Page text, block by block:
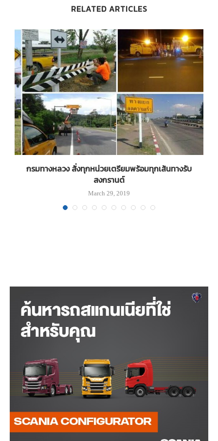
RELATED ARTICLES
กรมทางหลวง สั่งทุกหน่วยเตรียมพร้อมทุกเส้นทางรับ
สงกรานต์
March 29, 2019